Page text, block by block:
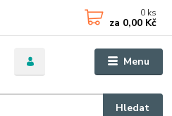
Menu
Hledat
0 ks
za 0,00 Kč